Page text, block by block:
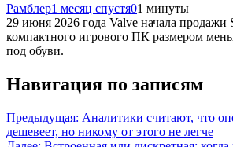
Рамблер1 месяц спустя01 минуты
29 июня 2026 года Valve начала
компактного игрового ПК размером
под обуви.
Навигация по записям
Предыдущая: Аналитики считают, что
дешевеет, но никому от этого не легче